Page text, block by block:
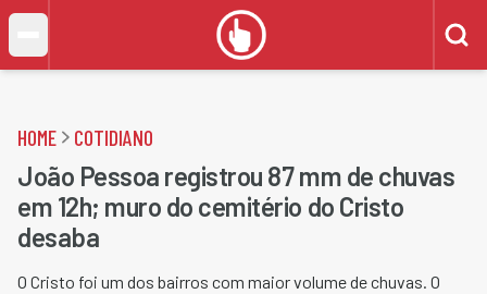
HOME COTIDIANO
João Pessoa registrou 87 mm de chuvas
em 12h; muro do cemitério do Cristo
desaba
O Cristo foi um dos bairros com maior volume de chuvas. O